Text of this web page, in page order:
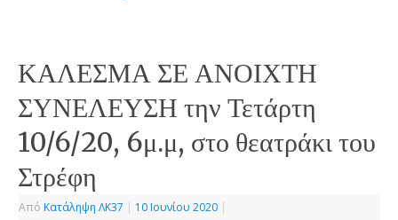
ΚΑΛΕΣΜΑ ΣΕ ΑΝΟΙΧΤΗ
ΣΥΝΕΛΕΥΣΗ την Τετάρτη
10/6/20, 6μ.μ, στο θεατράκι του
Στρέφη
Από Κατάληψη ΛΚ37 | 10 Ιουνίου 2020 |